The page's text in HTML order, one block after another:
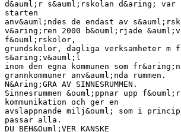
d&auml;r s&auml;rskolan d&aring; var
starten
anv&auml;ndes de endast av
v&aring;ren 2000 b&ouml;rjade
f&ouml;rskolor,
grundskolor, dagliga verksamheter m
s&aring;v&auml;l
inom den egna kommunen som fr&aring;n
grannkommuner anv&auml;nda rummen.
N&Aring;GRA AV SINNESRUMMEN.
Sinnesrummen &ouml;ppnar upp f&ouml;r
kommunikation och ger en
avslappnande milj&ouml; som i princip
passar alla.
DU BEH&Ouml;VER KANSKE